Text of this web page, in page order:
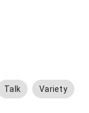
Talk Variety